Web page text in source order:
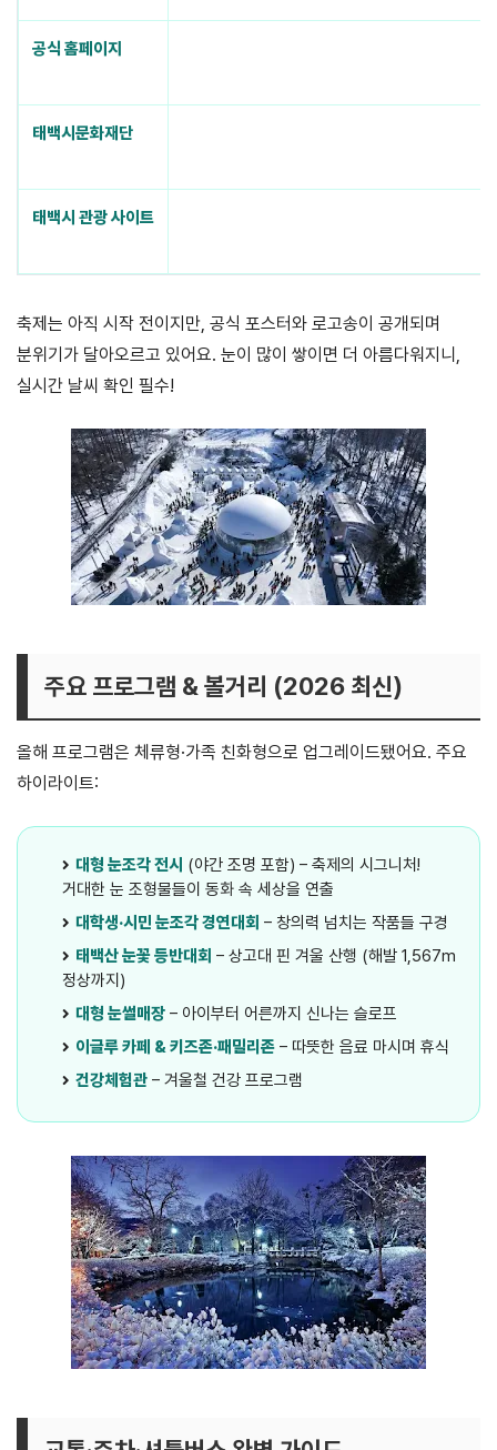
공식 홈페이지
태백시문화재단
태백시 관광 사이트
축제는 아직 시작 전이지만, 공식 포스터와 로고송이 공개되며
분위기가 달아오르고 있어요. 눈이 많이 쌓이면 더 아름다워지니,
실시간 날씨 확인 필수!
주요 프로그램 & 볼거리 (2026 최신)
올해 프로그램은 체류형·가족 친화형으로 업그레이드됐어요. 주요
하이라이트:
대형 눈조각 전시 (야간 조명 포함) – 축제의 시그니처!
거대한 눈 조형물들이 동화 속 세상을 연출
대학생·시민 눈조각 경연대회 – 창의력 넘치는 작품들 구경
태백산 눈꽃 등반대회 – 상고대 핀 겨울 산행 (해발 1,567m
정상까지)
대형 눈썰매장 – 아이부터 어른까지 신나는 슬로프
이글루 카페 & 키즈존·패밀리존 – 따뜻한 음료 마시며 휴식
건강체험관 – 겨울철 건강 프로그램